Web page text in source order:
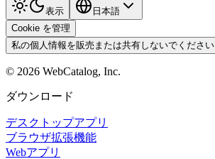
表示
日本語
Cookie を管理
私の個人情報を販売または共有しないでください
© 2026 WebCatalog, Inc.
ダウンロード
デスクトップアプリ
ブラウザ拡張機能
Webアプリ